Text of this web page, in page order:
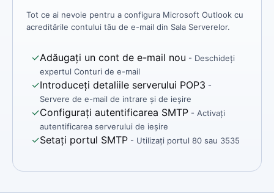
Tot ce ai nevoie pentru a configura Microsoft Outlook cu
acreditările contului tău de e-mail din Sala Serverelor.
✓Adăugați un cont de e-mail nou - Deschideți
expertul Conturi de e-mail
✓Introduceți detaliile serverului POP3 -
Servere de e-mail de intrare și de ieșire
✓Configurați autentificarea SMTP - Activați
autentificarea serverului de ieșire
✓Setați portul SMTP - Utilizați portul 80 sau 3535